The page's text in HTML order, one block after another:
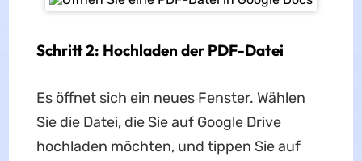
Schritt 2: Hochladen der PDF-Datei
Es öffnet sich ein neues Fenster. Wählen
Sie die Datei, die Sie auf Google Drive
hochladen möchten, und tippen Sie auf